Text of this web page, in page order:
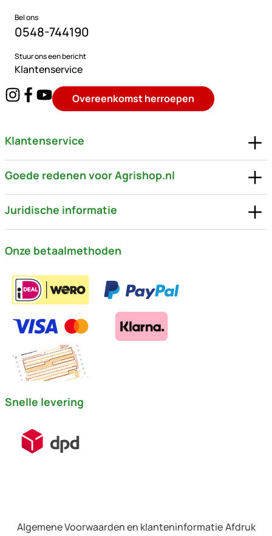
Bel ons
0548-744190
Stuur ons een bericht
Klantenservice
Overeenkomst herroepen
Klantenservice
Goede redenen voor Agrishop.nl
Juridische informatie
Onze betaalmethoden
Snelle levering
Algemene Voorwaarden en klanteninformatie Afdruk